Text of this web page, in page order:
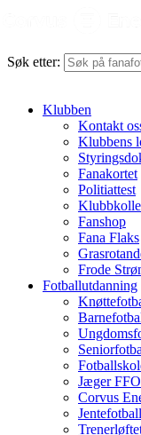
Søk etter:
Klubben
Kontakt
Klubbens
Fanakortet
Politiattest
Fanshop
Fana Flaks
Frode
Fotballutdanning
Jæger FFO
Corvus